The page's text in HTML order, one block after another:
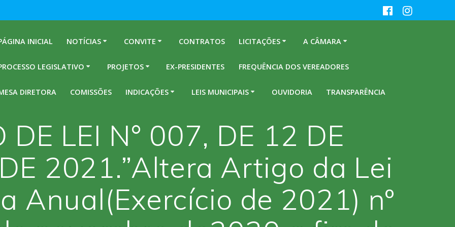
INICIAL NOTÍCIAS CONVITE CONTRATOS LICITAÇÕES A CÂMARA
LEGISLATIVO PROJETOS EX-PRESIDENTES FREQUÊNCIA DOS VEREADORES
DIRETORA COMISSÕES INDICAÇÕES LEIS MUNICIPAIS OUVIDORIA TRANSPARÊNCIA
DE LEI N° 007, DE 12 DE
2021.”Altera Artigo da Lei
Anual(Exercício de 2021) nº